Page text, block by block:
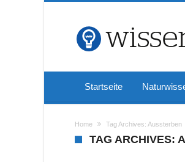
Startseite
Home Tag Archives: Aussterben
TAG ARCHIVES: